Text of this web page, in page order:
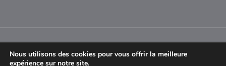
Nous utilisons des cookies pour vous offrir la meilleure
expérience sur notre site.